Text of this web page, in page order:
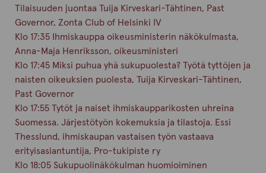
Tilaisuuden juontaa Tuija Kirveskari-Tähtinen, Past
Governor, Zonta Club of Helsinki IV
Klo 17:35 Ihmiskauppa oikeusministerin näkökulmasta,
Anna-Maja Henriksson, oikeusministeri
Klo 17:45 Miksi puhua yhä sukupuolesta? Työtä tyttöjen ja
naisten oikeuksien puolesta, Tuija Kirveskari-Tähtinen,
Past Governor
Klo 17:55 Tytöt ja naiset ihmiskaupparikosten uhreina
Suomessa. Järjestötyön kokemuksia ja tilastoja. Essi
Thesslund, ihmiskaupan vastaisen työn vastaava
erityisasiantuntija, Pro-tukipiste ry
Klo 18:05 Sukupuolinäkökulman huomioiminen